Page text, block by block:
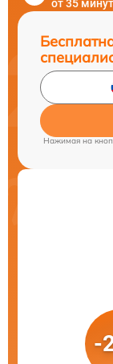
от 35 минут
Нажимая на
-